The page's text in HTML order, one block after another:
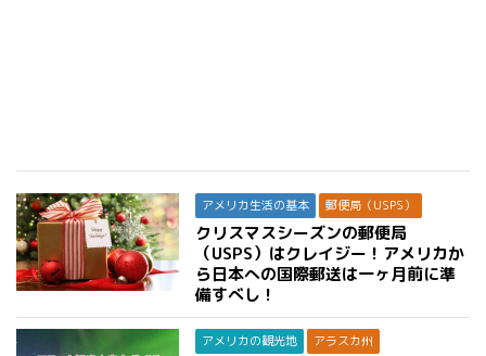
アメリカ生活の基本 郵便局（USPS）
クリスマスシーズンの郵便局
（USPS）はクレイジー！アメリカか
ら日本への国際郵送は一ヶ月前に準
備すべし！
アメリカの観光地 アラスカ州